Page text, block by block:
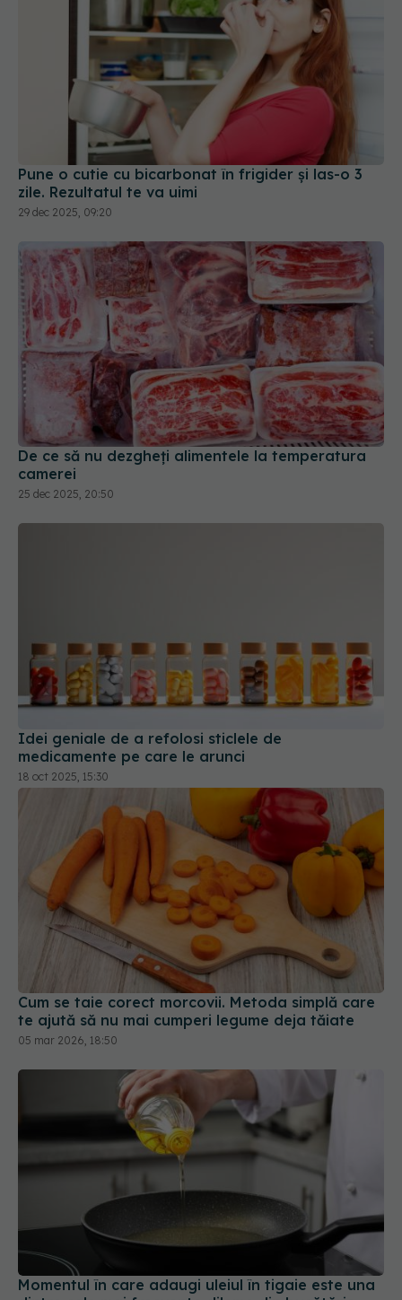
Pune o cutie cu bicarbonat în frigider și las-o 3
zile. Rezultatul te va uimi
29 dec 2025, 09:20
De ce să nu dezgheți alimentele la temperatura
camerei
25 dec 2025, 20:50
Idei geniale de a refolosi sticlele de
medicamente pe care le arunci
18 oct 2025, 15:30
Cum se taie corect morcovii. Metoda simplă care
te ajută să nu mai cumperi legume deja tăiate
05 mar 2026, 18:50
Momentul în care adaugi uleiul în tigaie este una